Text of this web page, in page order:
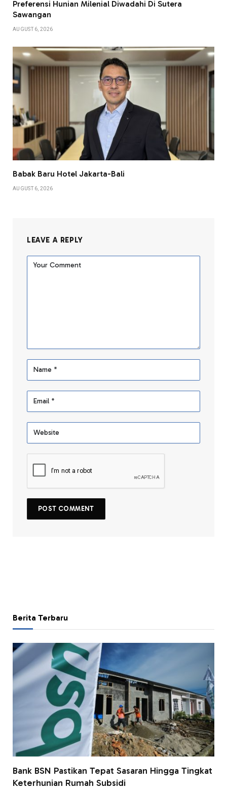
Preferensi Hunian Milenial Diwadahi Di Sutera
Sawangan
AUGUST 6, 2026
Babak Baru Hotel Jakarta-Bali
AUGUST 6, 2026
LEAVE A REPLY
Berita Terbaru
Bank BSN Pastikan Tepat Sasaran Hingga Tingkat
Keterhunian Rumah Subsidi